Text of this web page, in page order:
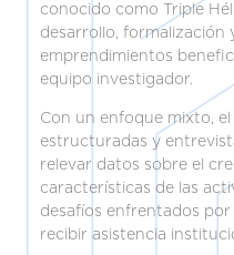
conocido como Triple
desarrollo, formalización
emprendimientos
equipo investigador.
Con un enfoque mixto,
estructuradas y
relevar datos sobre el
características de las
desafíos enfrentados
recibir asistencia